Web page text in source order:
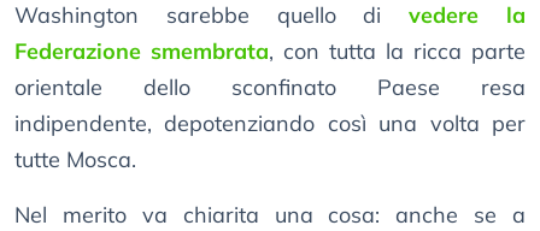
Washington sarebbe quello divedere la
Federazione smembrata, con tutta la ricca parte
orientale dello sconfinato Paese resa
indipendente, depotenziando così una volta per
tutte Mosca.
Nel merito va chiarita una cosa: anche se a